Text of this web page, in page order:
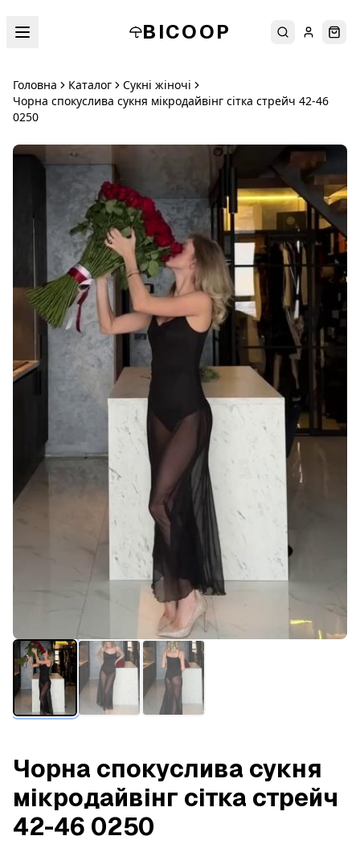
BICOOP ПошукУвійти
Головна Каталог
Сукні жіночі
Чорна спокуслива сукня мікродайвінг сітка стрейч 42-46
0250
Чорна спокуслива сукня
мікродайвінг сітка стрейч
42-46 0250